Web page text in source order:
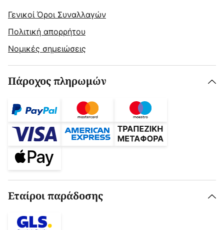
Γενικοί Όροι Συναλλαγών
Πολιτική απορρήτου
Νομικές σημειώσεις
Πάροχος πληρωμών
Εταίροι παράδοσης